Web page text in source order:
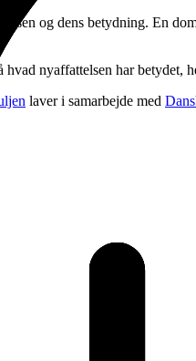
og dens betydning. En
nyaffattelsen har betydet,
laver i samarbejde med